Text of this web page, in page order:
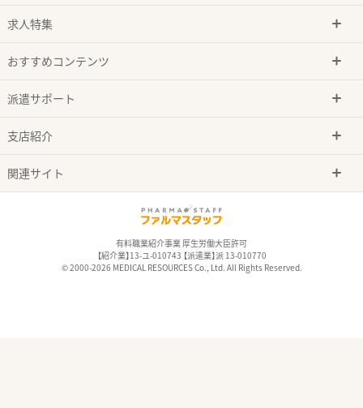
求人特集
おすすめコンテンツ
派遣サポート
支店紹介
関連サイト
有料職業紹介事業 厚生労働大臣許可
【紹介業】13-ユ-010743 【派遣業】派 13-010770
© 2000-2026 MEDICAL RESOURCES Co., Ltd. All Rights Reserved.